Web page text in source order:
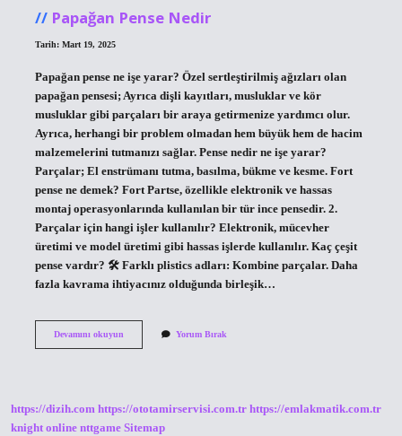
Papağan Pense Nedir
Tarih: Mart 19, 2025
Papağan pense ne işe yarar? Özel sertleştirilmiş ağızları olan
papağan pensesi; Ayrıca dişli kayıtları, musluklar ve kör
musluklar gibi parçaları bir araya getirmenize yardımcı olur.
Ayrıca, herhangi bir problem olmadan hem büyük hem de hacim
malzemelerini tutmanızı sağlar. Pense nedir ne işe yarar?
Parçalar; El enstrümanı tutma, basılma, bükme ve kesme. Fort
pense ne demek? Fort Partse, özellikle elektronik ve hassas
montaj operasyonlarında kullanılan bir tür ince pensedir. 2.
Parçalar için hangi işler kullanılır? Elektronik, mücevher
üretimi ve model üretimi gibi hassas işlerde kullanılır. Kaç çeşit
pense vardır? 🛠 Farklı plistics adları: Kombine parçalar. Daha
fazla kavrama ihtiyacınız olduğunda birleşik…
Devamını okuyunPapağan
Yorum Bırak
https://dizih.com https://ototamirservisi.com.tr https://emlakmatik.com.tr
knight online nttgame Sitemap